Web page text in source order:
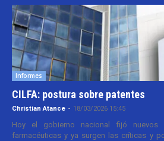
Informes
CILFA: postura sobre patentes
Christian Atance - 18/03/2026 15:45
Hoy el gobierno nacional fijó nuevos
farmacéuticas y ya surgen las críticas y